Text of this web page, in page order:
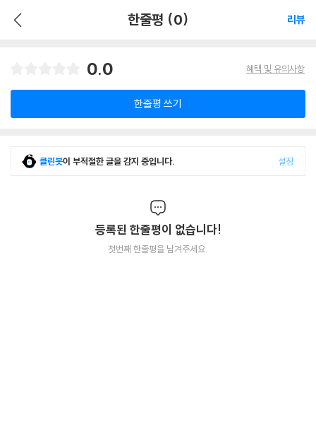
한줄평 (0) 리뷰
0.0 혜택 및 유의사항
한줄평 쓰기
클린봇이 부적절한 글을 감지 중입니다. 설정
등록된 한줄평이 없습니다!
첫번째 한줄평을 남겨주세요.